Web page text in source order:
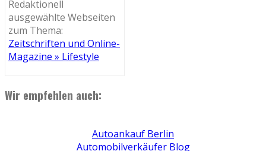
Redaktionell
ausgewählte Webseiten
zum Thema:
Zeitschriften und Online-
Magazine » Lifestyle
Wir empfehlen auch:
Autoankauf Berlin
Automobilverkäufer Blog